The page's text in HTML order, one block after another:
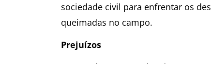
sociedade civil para enfrentar os
queimadas no campo.
Prejuízos